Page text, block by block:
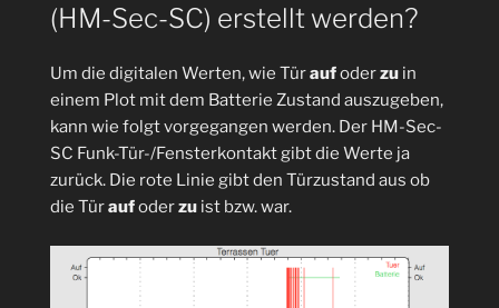
(HM-Sec-SC) erstellt werden?
Um die digitalen Werten, wie Türaufoderzu in
einem Plot mit dem Batterie Zustand auszugeben,
kann wie folgt vorgegangen werden. Der HM-Sec-
SC Funk-Tür-/Fensterkontakt gibt die Werte ja
zurück. Die rote Linie gibt den Türzustand aus ob
die Türaufoderzu ist bzw. war.